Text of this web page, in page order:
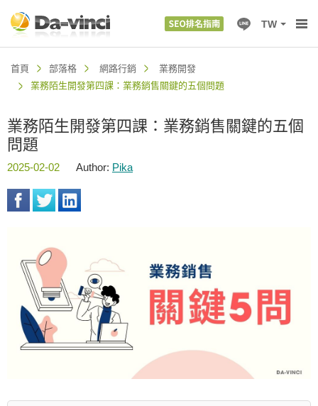
TW
首頁 部落格 網路行銷
業務開發
業務陌生開發第四課：業務銷售關鍵的五個問題
業務陌生開發第四課：業務銷售關鍵的五個
問題
2025-02-02 Author: Pika